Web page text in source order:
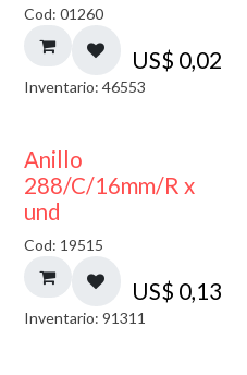
Cod: 01260
US$ 0,02
Inventario: 46553
Anillo
288/C/16mm/R x
und
Cod: 19515
US$ 0,13
Inventario: 91311